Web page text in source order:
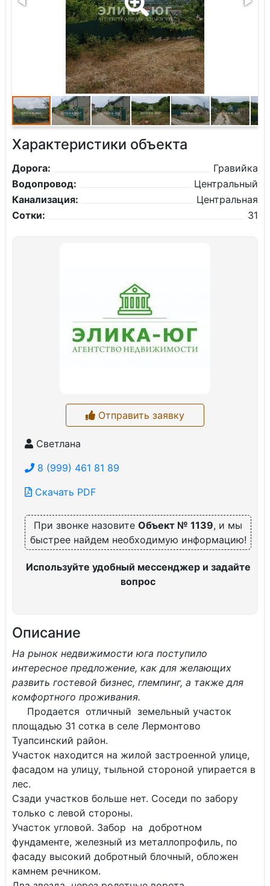
Характеристики объекта
Дорога:
Гравийка
Водопровод:
Центральный
Канализация:
Центральная
Сотки:
31
Отправить заявку
Светлана
8 (999) 461 81 89
Скачать PDF
При звонке назовите Объект № 1139, и мы
быстрее найдем необходимую информацию!
Используйте удобный мессенджер и задайте
вопрос
Описание
На рынок недвижимости юга поступило
интересное предложение, как для желающих
развить гостевой бизнес, глемпинг, а также для
комфортного проживания.
Продается отличный земельный участок
площадью 31 сотка в селе Лермонтово
Туапсинский район.
Участок находится на жилой застроенной улице,
фасадом на улицу, тыльной стороной упирается в
лес.
Сзади участков больше нет. Соседи по забору
только с левой стороны.
Участок угловой. Забор на добротном
фундаменте, железный из металлопрофиль, по
фасаду высокий добротный блочный, обложен
камнем речником.